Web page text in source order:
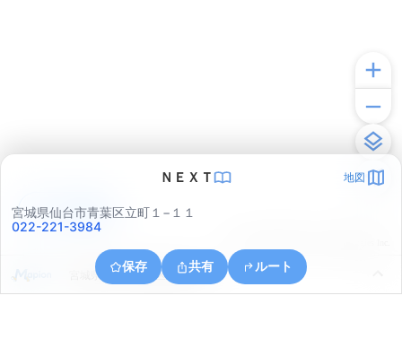
ＮＥＸＴ 地図
宮城県仙台市青葉区立町１−１１
022-221-3984
保存 共有 ルート
宮城県仙台市青葉区新坂町１８
アプリで見る